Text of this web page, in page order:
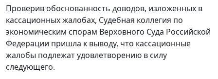
Проверив обоснованность доводов, изложенных в
кассационных жалобах, Судебная коллегия по
экономическим спорам Верховного Суда Российской
Федерации пришла к выводу, что кассационные
жалобы подлежат удовлетворению в силу
следующего.